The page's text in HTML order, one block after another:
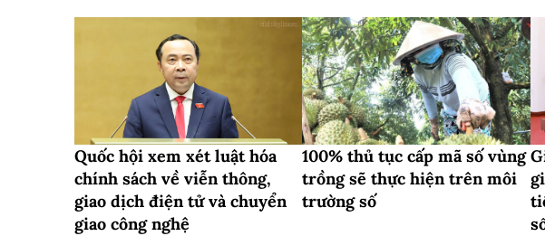
Quốc hội xem xét luật hóa
chính sách về viễn thông,
giao dịch điện tử và chuyển
giao công nghệ
100% thủ tục cấp mã số vùng
trồng sẽ thực hiện trên môi
trường số